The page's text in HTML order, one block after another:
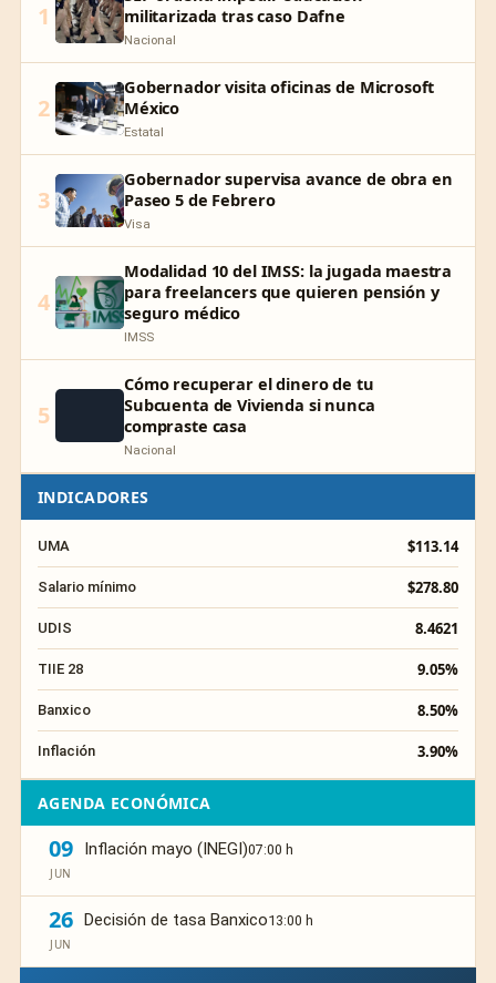
1
militarizada tras caso Dafne
Nacional
2
Gobernador visita oficinas de Microsoft
México
Estatal
3
Gobernador supervisa avance de obra en
Paseo 5 de Febrero
Visa
4
Modalidad 10 del IMSS: la jugada maestra
para freelancers que quieren pensión y
seguro médico
IMSS
5
Cómo recuperar el dinero de tu
Subcuenta de Vivienda si nunca
compraste casa
Nacional
INDICADORES
UMA $113.14
Salario mínimo $278.80
UDIS 8.4621
TIIE 28 9.05%
Banxico 8.50%
Inflación 3.90%
AGENDA ECONÓMICA
09
JUN
Inflación mayo (INEGI)07:00 h
26
JUN
Decisión de tasa Banxico13:00 h